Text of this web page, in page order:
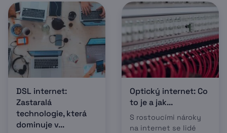
DSL internet:
Zastaralá
technologie, která
dominuje v...
Optický internet: Co
to je a jak...
S rostoucími nároky
na internet se lidé